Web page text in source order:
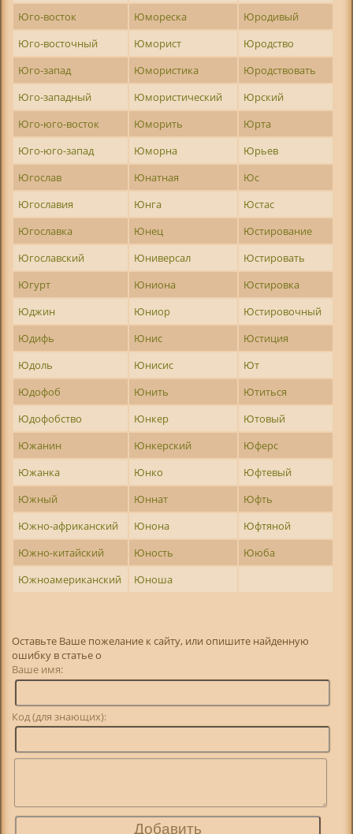
Юго-восток
Юмореска
Юродивый
Юго-восточный
Юморист
Юродство
Юго-запад
Юмористика
Юродствовать
Юго-западный
Юмористический
Юрский
Юго-юго-восток
Юморить
Юрта
Юго-юго-запад
Юморна
Юрьев
Югослав
Юнатная
Юс
Югославия
Юнга
Юстас
Югославка
Юнец
Юстирование
Югославский
Юниверсал
Юстировать
Югурт
Юниона
Юстировка
Юджин
Юниор
Юстировочный
Юдифь
Юнис
Юстиция
Юдоль
Юнисис
Ют
Юдофоб
Юнить
Ютиться
Юдофобство
Юнкер
Ютовый
Южанин
Юнкерский
Юферс
Южанка
Юнко
Юфтевый
Южный
Юннат
Юфть
Южно-африканский
Юнона
Юфтяной
Южно-китайский
Юность
Ююба
Южноамериканский
Юноша
Оставьте Ваше пожелание к сайту, или опишите найденную
ошибку в статье о
Ваше имя:
Код (для знающих):